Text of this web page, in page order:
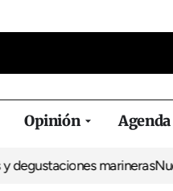
Opinión Agenda
marinerasNueva